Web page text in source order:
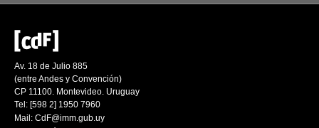
Av. 18 de Julio 885
(entre Andes y Convención)
CP 11100. Montevideo. Uruguay
Tel: [598 2] 1950 7960
Mail: CdF@imm.gub.uy